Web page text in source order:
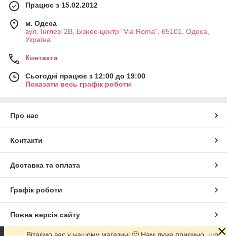
Працює з 15.02.2012
м. Одеса
вул. Інглезі 2В, Бізнес-центр "Via Roma", 65101, Одеса,
Україна
Контакти
Сьогодні працює з 12:00 до 19:00
Показати весь графік роботи
Про нас
Контакти
Доставка та оплата
Графік роботи
Повна версія сайту